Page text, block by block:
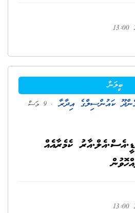
ބީލަން
ކައުންސިލްގެ އިދާރާ
. 9 މަސް
ކެމެރާއެއް